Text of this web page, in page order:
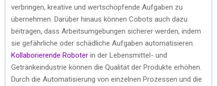
verbringen, kreative und wertschöpfende Aufgaben zu
übernehmen. Darüber hinaus können Cobots auch dazu
beitragen, dass Arbeitsumgebungen sicherer werden, indem
sie gefährliche oder schädliche Aufgaben automatisieren.
Kollaborierende Roboter in der Lebensmittel- und
Getränkeindustrie können die Qualität der Produkte erhöhen.
Durch die Automatisierung von einzelnen Prozessen und die